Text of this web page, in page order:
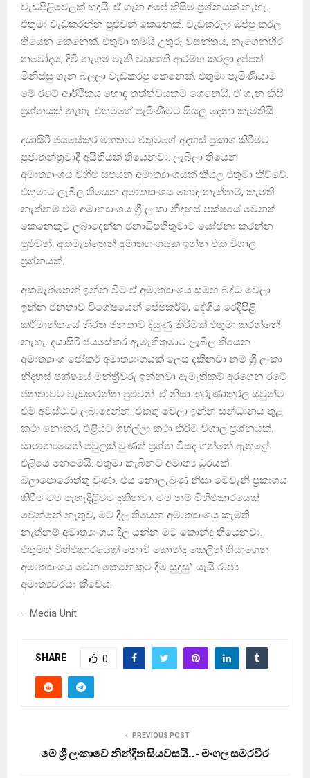
වැඩපිළිවෙළක් හදයි. ඒ ගැන අපේ කිසිම ප්‍රශ්නයක් නැහැ.
එතුමා වැඩකරන්න පුළුවන් කෙනෙක්. වැඩකරලා ඔප්පු කරල
තියෙන කෙනෙක්. එතුමා තමයි උතුරු වසන්තය, නැගෙනහිර
නවෝදය, දිවි නැගුම වැනි ව්‍යාපෘති ආරම්භ කරලා දුප්පත්
මිනිස්සු ගැන බලලා වැඩකරපු කෙනෙක්. එතුමා පැමිණියාම
මේ රටේ ආර්ථිකය හොඳ තත්ත්වයකට ගෙනෙයි. ඒ ගැන කිසි
ප්‍රශ්නයක් නැහැ. එතුමගේ පැමිණීමට සියලු දෙනා කැමතියි.
දයාසිරි ජයසේකර මහතාට එතුමගේ අදහස් ප්‍රකාශ කිරීමට
ප්‍රජාතන්ත්‍රවාදී අයිතියක් තියෙනවා. ලැබිලා තියෙන
අමාත්‍යාංශය විහිළු සපයන අමාත්‍යාංශයක් කියල එතුමා කිව්වේ.
එතුමාට ලැබිල තියෙන අමාත්‍යාංශය හොඳ නැත්නම්, කැමති
නැත්නම් එම අමාත්‍යාංශය ග්‍රී ලංකා නිදහස් පක්ෂයේ වෙනත්
කෙනෙකුට ලබාදෙන්න ජනාධිපතිතුමාට යෝජනා කරන්න
පුළුවන්. අකමැත්තෙන් අමාත්‍යාංශයක ඉන්න එක විශාල
ප්‍රශ්නයක්.
අකමැත්තෙන් ඉන්න විට ඒ අමාත්‍යාංශය සමඟ බද්ධ වෙලා
ඉන්න ජනතාව විශේෂයෙන් පේෂකර්ම, දේශීය රෙදිපිළි
කර්මාන්තයේ නිරත ජනතාව දියුණු කිරීමක් එතුමා කරන්නේ
නැහැ. දයාසිරි ජයසේකර ඇමැතිතුමාට ලැබිල තියෙන
අමාත්‍යාංශ ජෝකර් අමාත්‍යාංශයක් ලෙස දකිනවා නම් ශ්‍රී ලංකා
නිදහස් පක්ෂයේ මන්ත්‍රීවරු ඉන්නවා ඇමැතිකම් අරගෙන රටේ
ජනතාවට වැඩකරන්න පුළුවන්. ඒ නිසා කරුණාකරල ඔවුන්ට
එම අවස්ථාව ලබාදෙන්න. එකතු වෙලා ඉන්න සන්ධානය තුළ
කථා නොකර, එළියට ගිහිල්ලා කථා කිරීම විශාල ප්‍රශ්නයක්.
සාමාන්‍යයෙන් පවුලක් වුණත් ප්‍රශ්න විසද ගන්නේ ඇතුළේ.
එළියෙ නෙමෙයි. එතුමා කැබිනට් අමාත්‍ය ධූරයක්
බලාපොරොත්තු වුණා. එය නොලැබුණු නිසා මෙවැනි ප්‍රකාශය
කිරීම මම පැහැදිළිවම දකිනවා. මම නම් විහිළුකාරයෙක්
වෙන්නේ නැතුව, මට දීල තියෙන අමාත්‍යාංශය කැමති
නැත්නම් අමාත්‍යාංශය දීල යන්න මට කොන්ද තියෙනවා.
එතුමත් විහිළුකාරයෙක් නොවී කොන්ද කෙලින් තියාගෙන
අමාත්‍යාංශය වෙන කෙනෙකුට දීම සුදුසු” යැයි රාජ්‍ය
අමාත්‍යවරයා කීවේය.
– Media Unit
SHARE 0
PREVIOUS POST
මේ ශ්‍රී ලංකාවේ නින්දිත සියවසයි..- මංගල සමරවීර